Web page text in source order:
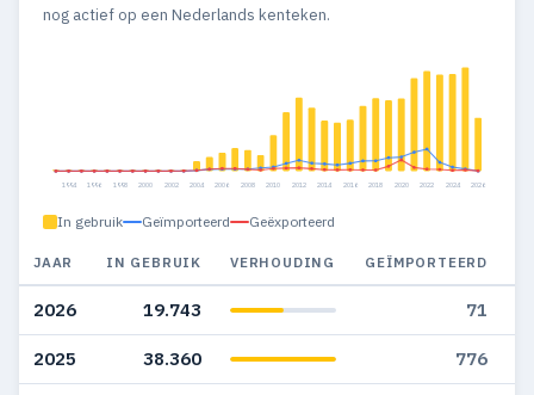
nog actief op een Nederlands kenteken.
1994 1996 1998 2000 2002 2004 2006 2008 2010 2012 2014 2016 2018 2020 2022 2024 2026
In gebruik Geïmporteerd Geëxporteerd
JAAR IN GEBRUIK VERHOUDING GEÏMPORTEERD
2026 19.743 71
2025 38.360 776